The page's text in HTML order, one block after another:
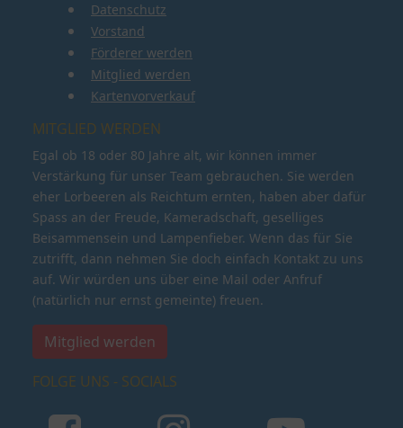
Datenschutz
Vorstand
Förderer werden
Mitglied werden
Kartenvorverkauf
MITGLIED WERDEN
Egal ob 18 oder 80 Jahre alt, wir können immer
Verstärkung für unser Team gebrauchen. Sie werden
eher Lorbeeren als Reichtum ernten, haben aber dafür
Spass an der Freude, Kameradschaft, geselliges
Beisammensein und Lampenfieber. Wenn das für Sie
zutrifft, dann nehmen Sie doch einfach Kontakt zu uns
auf. Wir würden uns über eine Mail oder Anfruf
(natürlich nur ernst gemeinte) freuen.
Mitglied werden
FOLGE UNS - SOCIALS